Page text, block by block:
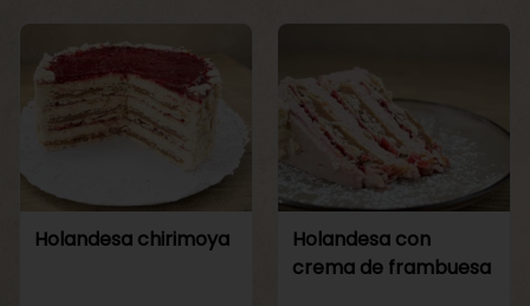
Holandesa chirimoya
Holandesa con
crema de frambuesa